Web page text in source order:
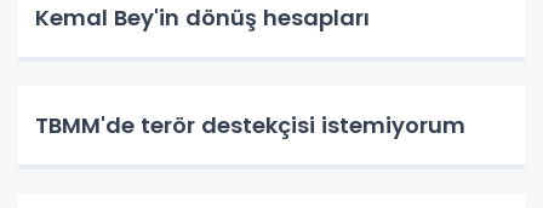
Kemal Bey'in dönüş hesapları
TBMM'de terör destekçisi istemiyorum